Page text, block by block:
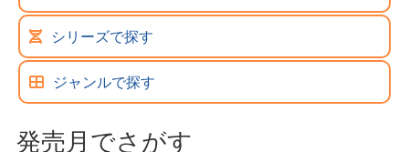
シリーズで探す
ジャンルで探す
発売月でさがす